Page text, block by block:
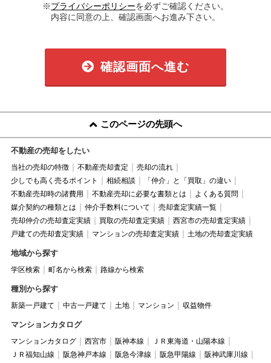
※プライバシーポリシーを必ずご確認ください。
内容に同意の上、確認画面へお進み下さい。
確認画面へ進む
このページの先頭へ
不動産の売却をしたい
当社の売却の特徴 不動産売却査定
売却の流れ
少しでも高く売るポイント
相続相談
「仲介」と「買取」の違い
不動産売却時の諸費用
不動産売却に必要な書類とは
よくある質問
媒介契約の種類とは
仲介手数料について
売却査定実績一覧
売却仲介の売却査定実績
買取の売却査定実績
西宮市の売却査定実績
戸建ての売却査定実績
マンションの売却査定実績 土地の売却査定実績
地域から探す
学区検索 町名から検索 路線から検索
種別から探す
新築一戸建て 中古一戸建て 土地 マンション 収益物件
マンションカタログ
マンションカタログ 西宮市 阪神本線
ＪＲ東海道・山陽本線
ＪＲ福知山線
阪急神戸本線 阪急今津線 阪急甲陽線
阪神武庫川線